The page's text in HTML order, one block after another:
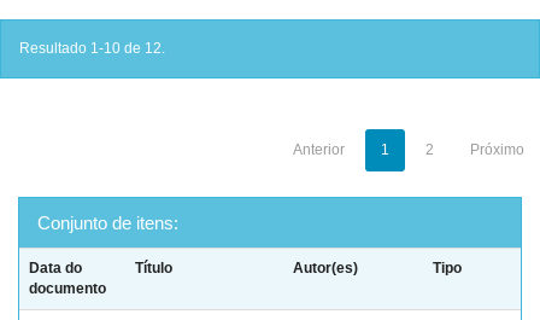
Resultado 1-10 de 12.
Anterior 1 2 Próximo
Conjunto de itens:
Data do
documento
Título Autor(es) Tipo